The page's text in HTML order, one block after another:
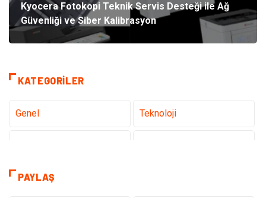
Kyocera Fotokopi Teknik Servis Desteği ile Ağ
Güvenliği ve Siber Kalibrasyon
KATEGORILER
Genel Teknoloji
Eğitim
PAYLAŞ